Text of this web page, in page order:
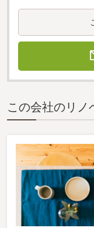
この会社のリノ